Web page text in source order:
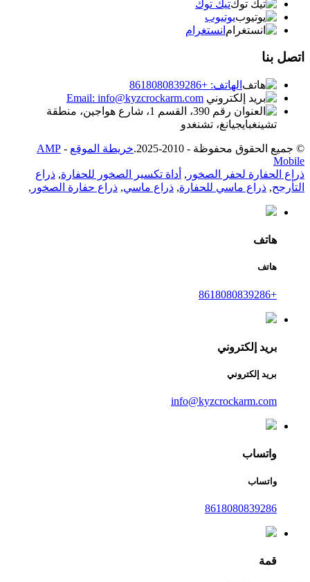
تيك توك
يوتيوب
انستغرام
اتصل بنا
الهاتف: +8618080839286
Email: info@kyzcrockarm.com
رقم 390، القسم 1، شارع هواجين، منطقة
تشينغبايجيانغ، تشنغدو
© جميع الحقوق محفوظة - 2010-2025. خريطة الموقع -
AMP
Mobile
ذراع الحفارة لحفر الصخور , أداة تكسير الصخور للحفارة, ذراع
التأرجح, ذراع ماسي للحفارة, ذراع ماسي, ذراع حفارة الصخور ,
هاتف
هاتف
+8618080839286
بريد إلكتروني
بريد إلكتروني
info@kyzcrockarm.com
واتساب
واتساب
8618080839286
قمة